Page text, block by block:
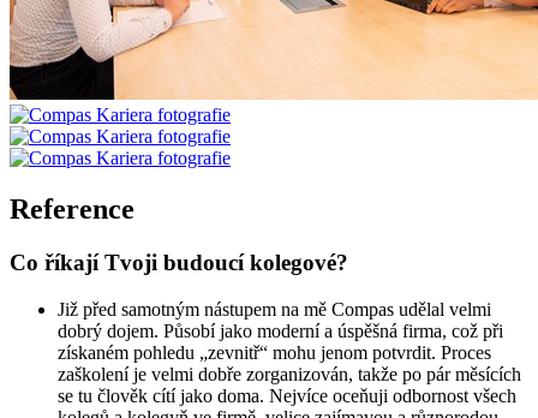
Reference
Co říkají Tvoji budoucí kolegové?
Již před samotným nástupem na mě Compas udělal velmi
dobrý dojem. Působí jako moderní a úspěšná firma, což při
získaném pohledu „zevnitř“ mohu jenom potvrdit. Proces
zaškolení je velmi dobře zorganizován, takže po pár měsících
se tu člověk cítí jako doma. Nejvíce oceňuji odbornost všech